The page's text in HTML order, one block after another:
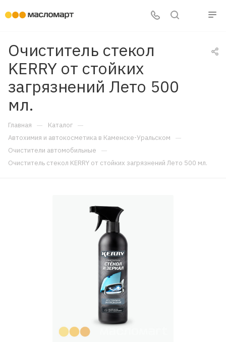
Очиститель стекол
KERRY от стойких
загрязнений Лето 500
мл.
Главная — Каталог —
Автохимия и автокосметика в Каменске-Уральском —
Очистители автомобильные —
Очиститель стекол KERRY от стойких загрязнений Лето 500 мл.